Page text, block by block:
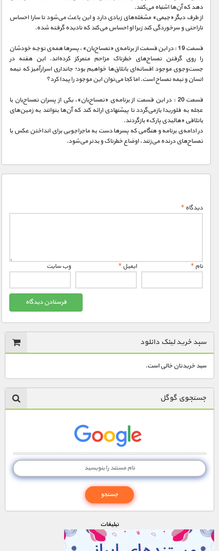
دهد که آن‌ها اشنباه می‌کنند.
از طرف دیگر «جیمی» مشغله‌های زیادی دارد و این باعث می‌شود تا سارا احساس
ناراحتی و سرخوردگی کند زیرا او احساس می‌کند که نادیده گرفته شده.
قسمت 19 : در این قسمت از برنامه‌ی «تمساح‌بان»، پسر‌ها همه‌ی توجه خودشان
را روی گرفتن تمساح‌های خطرناک مزاحم متمرکز کرده‌اند. این هفته در
جست‌و‌جوی موجود افسانه‌ای باتلاق‌ها خواهیم بود؛ جانداری اسرارآمیز که نیمه
انسان و نیمه تمساح است. اما کجا می‌توان این موجود را پیدا کرد؟
قسمت 20 : در این قسمت از برنامه‌ی «تمساح‌بان»، یکی از پسران تمساح‌بان با
عجله به فلوریدا بازمی‌گردد تا پیشنهادی ارائه کند که آن‌ها بتوانند به زمین‌های
باتلاقی «هالیدی پارک» بازگردند.
در ادامه‌ی برنامه و هنگامی که پسر‌ها دست به ماجراجویی برای انداختن عکس با
تمساح‌های درنده می‌زنند، اوضاع خطرناک و بد‌تر می‌شود.
دیدگاه*
نام* ایمیل* وب‌ سایت
سبد خرید لینک دانلود
سبد خریدتان خالی است.
جستجوی گوگل
تبليغات